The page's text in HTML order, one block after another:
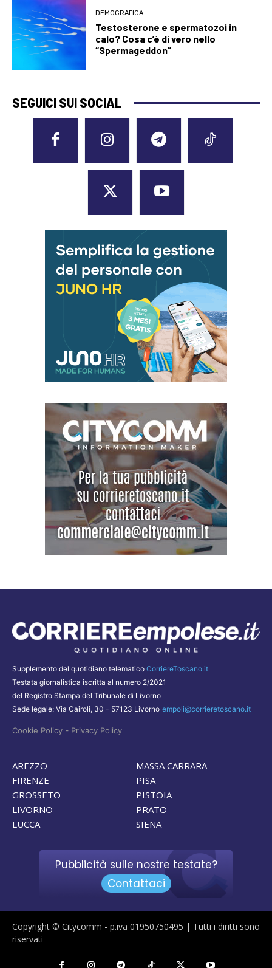
DEMOGRAFICA
Testosterone e spermatozoi in
calo? Cosa c’è di vero nello
“Spermageddon”
SEGUICI SUI SOCIAL
Supplemento del quotidiano telematico CorriereToscano.it
Testata giornalistica iscritta al numero 2/2021
del Registro Stampa del Tribunale di Livorno
Sede legale: Via Cairoli, 30 - 57123 Livorno empoli@corrieretoscano.it
Cookie Policy - Privacy Policy
AREZZO
FIRENZE
GROSSETO
LIVORNO
LUCCA
MASSA CARRARA
PISA
PISTOIA
PRATO
SIENA
Pubblicità sulle nostre testate?
Contattaci
Copyright © Citycomm - p.iva 01950750495 | Tutti i diritti sono
riservati